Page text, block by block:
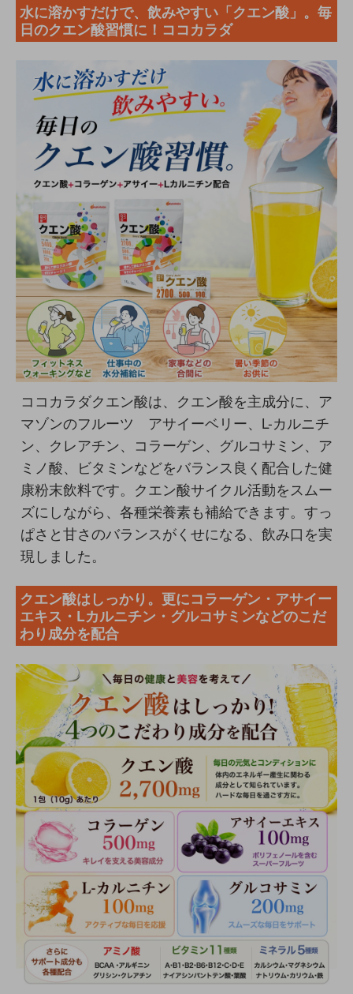
水に溶かすだけで、飲みやすい「クエン酸」。毎
日のクエン酸習慣に！ココカラダ
ココカラダクエン酸は、クエン酸を主成分に、ア
マゾンのフルーツ アサイーベリー、L-カルニチ
ン、クレアチン、コラーゲン、グルコサミン、ア
ミノ酸、ビタミンなどをバランス良く配合した健
康粉末飲料です。クエン酸サイクル活動をスムー
ズにしながら、各種栄養素も補給できます。すっ
ぱさと甘さのバランスがくせになる、飲み口を実
現しました。
クエン酸はしっかり。更にコラーゲン・アサイー
エキス・Lカルニチン・グルコサミンなどのこだ
わり成分を配合